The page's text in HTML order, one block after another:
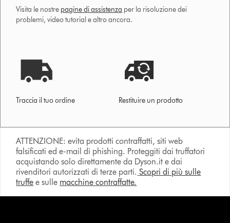
Visita le nostre pagine di assistenza per la risoluzione dei
problemi, video tutorial e altro ancora.
Traccia il tuo ordine Restituire un prodotto
ATTENZIONE: evita prodotti contraffatti, siti web
falsificati ed e-mail di phishing. Proteggiti dai truffatori
acquistando solo direttamente da Dyson.it e dai
rivenditori autorizzati di terze parti. Scopri di più sulle
truffe e sulle macchine contraffatte.